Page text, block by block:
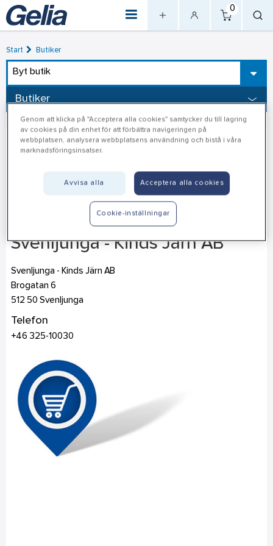
0
Start Butiker
Byt butik
Butiker
Svenljunga - Kinds Järn AB
Svenljunga - Kinds Järn AB
Brogatan 6
512 50 Svenljunga
Telefon
+46 325-10030
Genom att klicka på "Acceptera alla cookies" samtycker du till lagring
av cookies på din enhet för att förbättra navigeringen på
webbplatsen, analysera webbplatsens användning och bistå i våra
marknadsföringsinsatser.
Avvisa alla Acceptera alla cookies
Cookie-inställningar